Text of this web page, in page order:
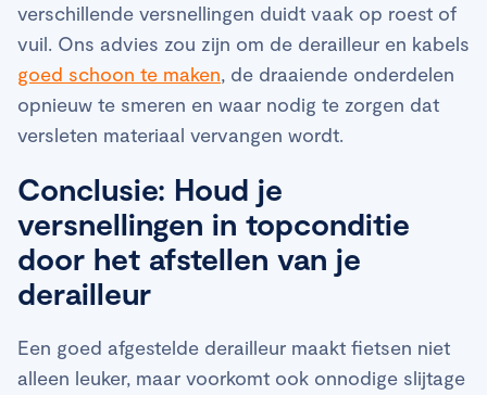
verschillende versnellingen duidt vaak op roest of
vuil. Ons advies zou zijn om de derailleur en kabels
goed schoon te maken, de draaiende onderdelen
opnieuw te smeren en waar nodig te zorgen dat
versleten materiaal vervangen wordt.
Conclusie: Houd je
versnellingen in topconditie
door het afstellen van je
derailleur
Een goed afgestelde derailleur maakt fietsen niet
alleen leuker, maar voorkomt ook onnodige slijtage